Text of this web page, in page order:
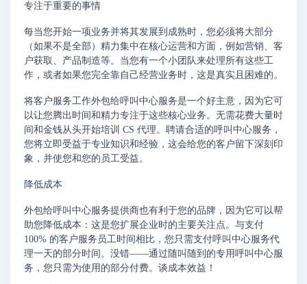
专注于重要的事情
每当您开始一项业务并将其发展到成熟时，您必须将大部分
（如果不是全部）精力集中在核心运营和方面，例如营销、客
户获取、产品制造等。当您有一个小团队来处理所有这些工
作，或者如果您完全靠自己经营业务时，这是真实且困难的。
将客户服务工作外包给呼叫中心服务是一个好主意，因为它可
以让您腾出时间和精力专注于这些核心业务。无需花费大量时
间和金钱从头开始培训 CS 代理。聘请合适的呼叫中心服务，
您将立即受益于专业知识和经验，这会给您的客户留下深刻印
象，并使您和您的员工受益。
降低成本
外包给呼叫中心服务提供商也有利于您的品牌，因为它可以帮
助您降低成本：这是您扩展企业时的主要关注点。与支付
100% 的客户服务员工时间相比，您只需支付呼叫中心服务代
理一天的部分时间。没错——通过随叫随到的专用呼叫中心服
务，您只需为使用的部分付费。谈成本效益！